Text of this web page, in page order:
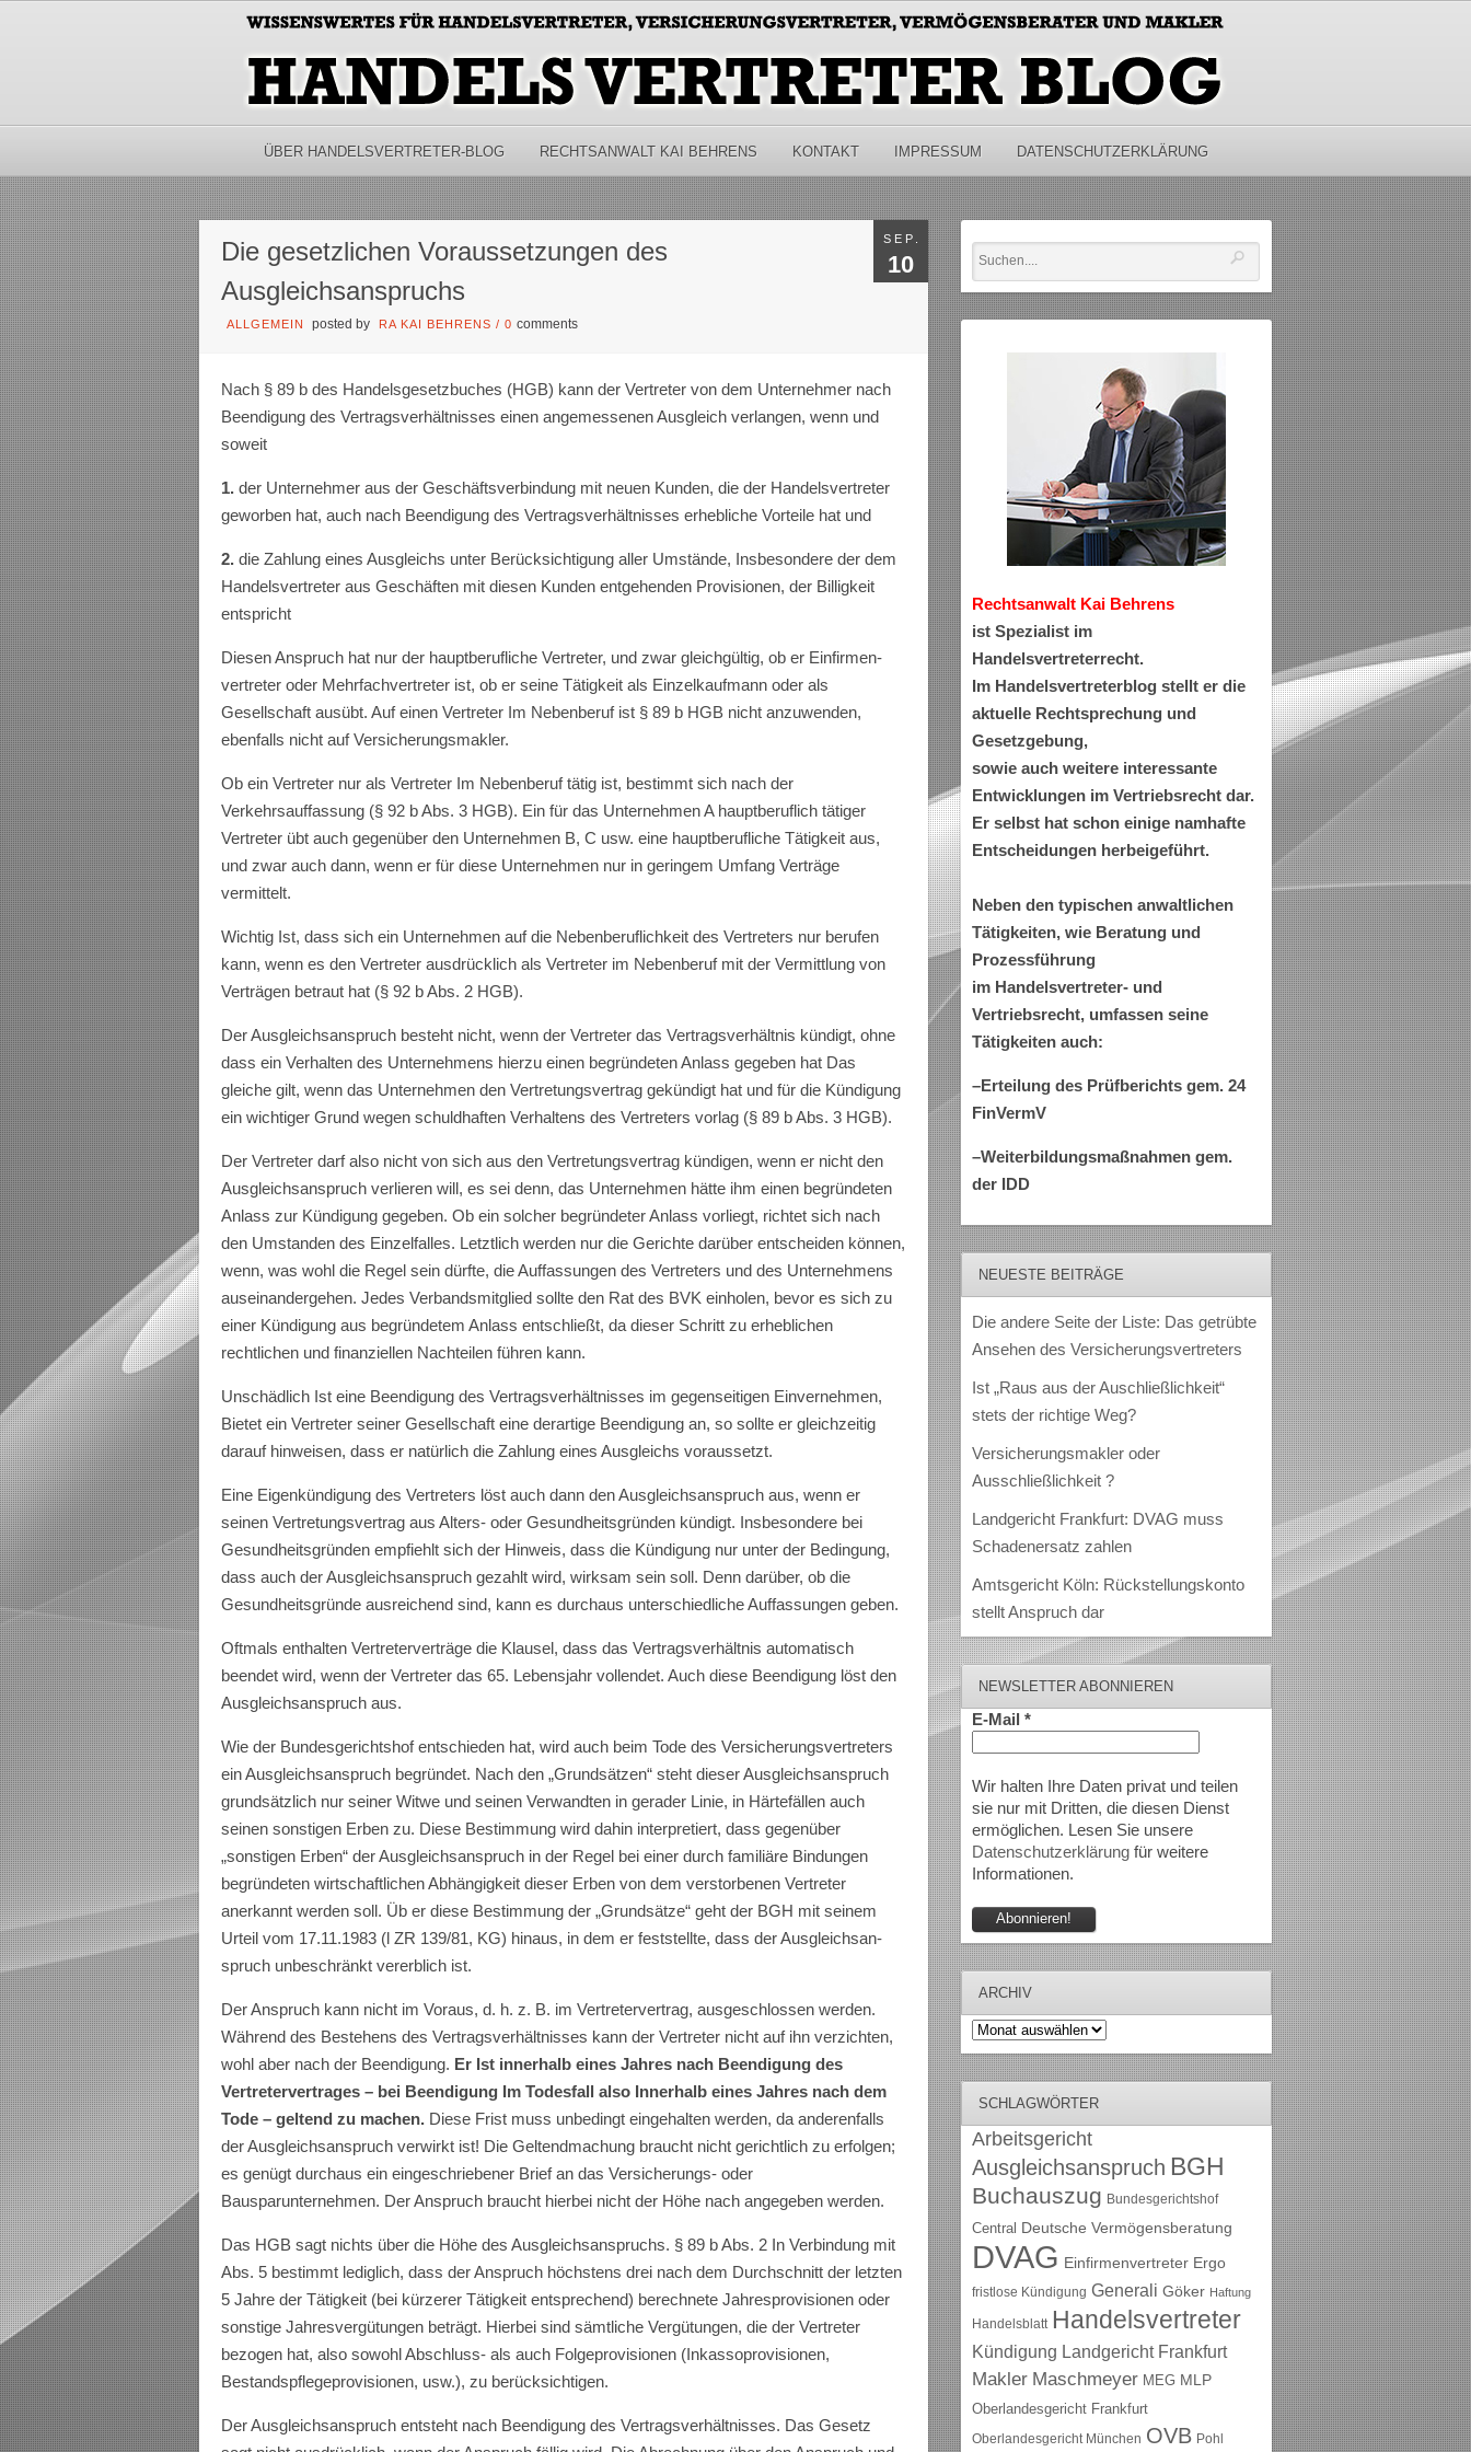
ÜBER HANDELSVERTRETER-BLOG RECHTSANWALT KAI BEHRENS KONTAKT IMPRESSUM DATENSCHUTZERKLÄRUNG
SEP.
10
Die gesetzlichen Voraussetzungen des
Ausgleichsanspruchs
ALLGEMEIN posted by RA KAI BEHRENS /0comments
Nach § 89 b des Handelsgesetzbuches (HGB) kann der Vertreter von dem Unternehmer nach
Beendi­gung des Vertragsverhältnisses einen angemesse­nen Ausgleich verlangen, wenn und
soweit
1. der Unternehmer aus der Geschäftsverbindung mit neuen Kunden, die der Handelsvertreter
ge­worben hat, auch nach Beendigung des Vertragsverhältnisses erhebliche Vorteile hat und
2. die Zahlung eines Ausgleichs unter Berücksichti­gung aller Umstände, Insbesondere der dem
Handelsvertreter aus Geschäften mit diesen Kunden entgehenden Provisionen, der Billigkeit
entspricht
Diesen Anspruch hat nur der hauptberufliche Vertre­ter, und zwar gleichgültig, ob er Einfirmen-
vertreter oder Mehrfachvertreter ist, ob er seine Tätigkeit als Einzelkaufmann oder als
Gesellschaft ausübt. Auf einen Vertreter Im Nebenberuf ist § 89 b HGB nicht anzuwenden,
ebenfalls nicht auf Versicherungsmak­ler.
Ob ein Vertreter nur als Vertreter Im Nebenberuf tätig ist, bestimmt sich nach der
Verkehrsauffassung (§ 92 b Abs. 3 HGB). Ein für das Unternehmen A hauptberuflich tätiger
Vertreter übt auch gegenüber den Unternehmen B, C usw. eine hauptberufliche Tätigkeit aus,
und zwar auch dann, wenn er für diese Unternehmen nur in geringem Umfang Ver­träge
vermittelt.
Wichtig Ist, dass sich ein Unternehmen auf die Ne­benberuflichkeit des Vertreters nur berufen
kann, wenn es den Vertreter ausdrücklich als Vertreter im Nebenberuf mit der Vermittlung von
Verträgen be­traut hat (§ 92 b Abs. 2 HGB).
Der Ausgleichsanspruch besteht nicht, wenn der Vertreter das Vertragsverhältnis kündigt, ohne
dass ein Verhalten des Unternehmens hierzu einen be­gründeten Anlass gegeben hat Das
gleiche gilt, wenn das Unternehmen den Vertretungsvertrag gekündigt hat und für die Kündigung
ein wichtiger Grund wegen schuldhaften Verhaltens des Vertre­ters vorlag (§ 89 b Abs. 3 HGB).
Der Vertreter darf also nicht von sich aus den Ver­tretungsvertrag kündigen, wenn er nicht den
Aus­gleichsanspruch verlieren will, es sei denn, das Unternehmen hätte ihm einen begründeten
Anlass zur Kündigung gegeben. Ob ein solcher begründe­ter Anlass vorliegt, richtet sich nach
den Umstanden des Einzelfalles. Letztlich werden nur die Gerichte darüber entscheiden können,
wenn, was wohl die Regel sein dürfte, die Auffassungen des Vertreters und des Unternehmens
auseinandergehen. Jedes Verbandsmitglied sollte den Rat des BVK einholen, bevor es sich zu
einer Kündigung aus begründetem Anlass entschließt, da dieser Schritt zu erheblichen
rechtlichen und finanziellen Nachteilen führen kann.
Unschädlich Ist eine Beendigung des Vertragsver­hältnisses im gegenseitigen Einvernehmen,
Bietet ein Vertreter seiner Gesellschaft eine derartige Beendigung an, so sollte er gleichzeitig
darauf hinweisen, dass er natürlich die Zahlung eines Aus­gleichs voraussetzt.
Eine Eigenkündigung des Vertreters löst auch dann den Ausgleichsanspruch aus, wenn er
seinen Ver­tretungsvertrag aus Alters- oder Gesundheitsgrün­den kündigt. Insbesondere bei
Gesundheitsgründen empfiehlt sich der Hinweis, dass die Kündigung nur unter der Bedingung,
dass auch der Ausgleichsan­spruch gezahlt wird, wirksam sein soll. Denn dar­über, ob die
Gesundheitsgründe ausreichend sind, kann es durchaus unterschiedliche Auffassungen geben.
Oftmals enthalten Vertreterverträge die Klausel, dass das Vertragsverhältnis automatisch
beendet wird, wenn der Vertreter das 65. Lebensjahr vollen­det. Auch diese Beendigung löst den
Ausgleichsan­spruch aus.
Wie der Bundesgerichtshof entschieden hat, wird auch beim Tode des Versicherungsvertreters
ein Ausgleichsanspruch begründet. Nach den „Grundsätzen“ steht dieser Ausgleichsanspruch
grundsätzlich nur seiner Witwe und seinen Ver­wandten in gerader Linie, in Härtefällen auch
seinen sonstigen Erben zu. Diese Bestimmung wird dahin interpretiert, dass gegenüber
„sonstigen Erben“ der Ausgleichsanspruch in der Regel bei einer durch familiäre Bindungen
begründeten wirtschaftlichen Abhängigkeit dieser Erben von dem verstorbenen Vertreter
anerkannt werden soll. Üb er diese Bestimmung der „Grundsätze“ geht der BGH mit sei­nem
Urteil vom 17.11.1983 (l ZR 139/81, KG) hin­aus, in dem er feststellte, dass der Ausgleichsan­
spruch unbeschränkt vererblich ist.
Der Anspruch kann nicht im Voraus, d. h. z. B. im Vertretervertrag, ausgeschlossen werden.
Während des Bestehens des Vertragsverhältnisses kann der Vertreter nicht auf ihn verzichten,
wohl aber nach der Beendigung. Er Ist innerhalb eines Jahres nach Beendigung des
Vertretervertrages – bei Beendigung Im Todesfall also Innerhalb eines Jahres nach dem
Tode – geltend zu machen. Diese Frist muss unbedingt eingehalten werden, da anderenfalls
der Ausgleichsanspruch verwirkt ist! Die Geltendmachung braucht nicht gerichtlich zu erfolgen;
es genügt durchaus ein eingeschriebener Brief an das Versicherungs- oder
Bausparunternehmen. Der Anspruch braucht hierbei nicht der Höhe nach angegeben werden.
Das HGB sagt nichts über die Höhe des Ausgleichsanspruchs. § 89 b Abs. 2 In Verbindung mit
Abs. 5 bestimmt lediglich, dass der Anspruch höchstens drei nach dem Durchschnitt der letzten
5 Jahre der Tätigkeit (bei kürzerer Tätigkeit entspre­chend) berechnete Jahresprovisionen oder
sonstige Jahresvergütungen beträgt. Hierbei sind sämtliche Vergütungen, die der Vertreter
bezogen hat, also sowohl Abschluss- als auch Folgeprovisionen (Inkassoprovisionen,
Bestandspflegeprovisionen, usw.),zu berücksichtigen.
Der Ausgleichsanspruch entsteht nach Beendigung des Vertragsverhältnisses. Das Gesetz
Rechtsanwalt Kai Behrens
ist Spezialist im
Handelsvertreterrecht.
Im Handelsvertreterblog stellt er die
aktuelle Rechtsprechung und
Gesetzgebung,
sowie auch weitere interessante
Entwicklungen im Vertriebsrecht dar.
Er selbst hat schon einige namhafte
Entscheidungen herbeigeführt.
Neben den typischen anwaltlichen
Tätigkeiten, wie Beratung und
Prozessführung
im Handelsvertreter- und
Vertriebsrecht, umfassen seine
Tätigkeiten auch:
–Erteilung des Prüfberichts gem. 24
FinVermV
–Weiterbildungsmaßnahmen gem.
der IDD
NEUESTE BEITRÄGE
Die andere Seite der Liste: Das getrübte
Ansehen des Versicherungsvertreters
Ist „Raus aus der Auschließlichkeit“
stets der richtige Weg?
Versicherungsmakler oder
Ausschließlichkeit ?
Landgericht Frankfurt: DVAG muss
Schadenersatz zahlen
Amtsgericht Köln: Rückstellungskonto
stellt Anspruch dar
NEWSLETTER ABONNIEREN
E-Mail *
Wir halten Ihre Daten privat und teilen
sie nur mit Dritten, die diesen Dienst
ermöglichen. Lesen Sie unsere
Datenschutzerklärungfür weitere
Informationen.
ARCHIV
Archiv
SCHLAGWÖRTER
Arbeitsgericht
Ausgleichsanspruch BGH
Buchauszug Bundesgerichtshof
Central Deutsche Vermögensberatung
DVAG Einfirmenvertreter Ergo
fristlose Kündigung Generali Göker Haftung
Handelsblatt Handelsvertreter
Kündigung Landgericht Frankfurt
Makler Maschmeyer MEG MLP
Oberlandesgericht Frankfurt
Oberlandesgericht München OVB Pohl